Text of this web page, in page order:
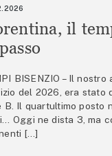
il
BISENZIO – Il
del 2026, era stato
B. Il quartultimo posto
Oggi ne dista 3, ma
[…]